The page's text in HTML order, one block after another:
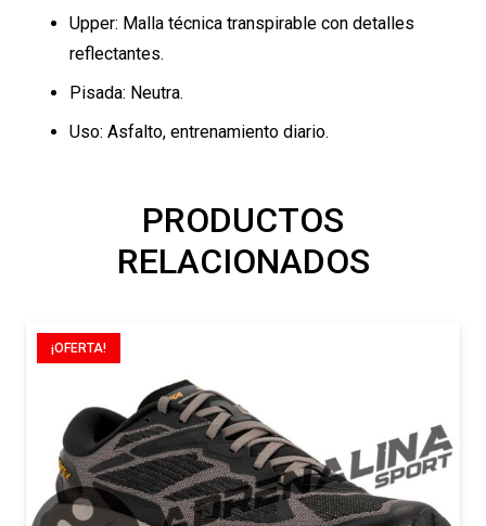
Upper: Malla técnica transpirable con detalles
reflectantes.
Pisada: Neutra.
Uso: Asfalto, entrenamiento diario.
PRODUCTOS
RELACIONADOS
¡OFERTA!